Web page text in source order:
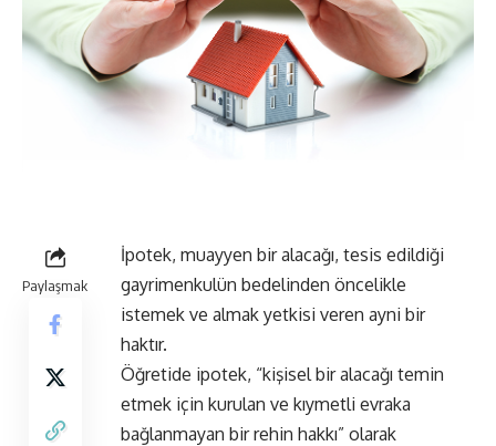
Paylaşmak
İpotek, muayyen bir alacağı, tesis edildiği
gayrimenkulün bedelinden öncelikle
istemek ve almak yetkisi veren ayni bir
haktır.
Öğretide ipotek, “kişisel bir alacağı temin
etmek için kurulan ve kıymetli evraka
bağlanmayan bir rehin hakkı” olarak